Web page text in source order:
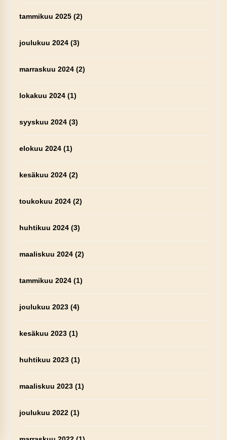
tammikuu 2025(2)
joulukuu 2024(3)
marraskuu 2024(2)
lokakuu 2024(1)
syyskuu 2024(3)
elokuu 2024(1)
kesäkuu 2024(2)
toukokuu 2024(2)
huhtikuu 2024(3)
maaliskuu 2024(2)
tammikuu 2024(1)
joulukuu 2023(4)
kesäkuu 2023(1)
huhtikuu 2023(1)
maaliskuu 2023(1)
joulukuu 2022(1)